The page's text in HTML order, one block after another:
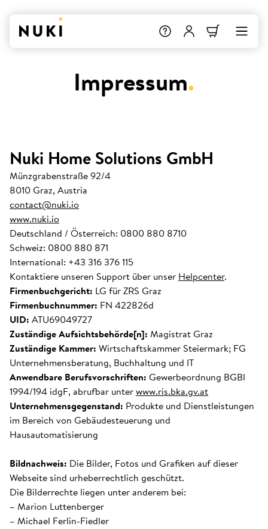
Impressum.
Nuki Home Solutions GmbH
Münzgrabenstraße 92/4
8010 Graz, Austria
contact@nuki.io
www.nuki.io
Deutschland / Österreich: 0800 880 8710
Schweiz: 0800 880 871
International: +43 316 376 115
Kontaktiere unseren Support über unser Helpcenter.
Firmenbuchgericht: LG für ZRS Graz
Firmenbuchnummer: FN 422826d
UID: ATU69049727
Zuständige Aufsichtsbehörde[n]: Magistrat Graz
Zuständige Kammer: Wirtschaftskammer Steiermark; FG
Unternehmensberatung, Buchhaltung und IT
Anwendbare Berufsvorschriften: Gewerbeordnung BGBl
1994/194 idgF, abrufbar unterwww.ris.bka.gv.at
Unternehmensgegenstand: Produkte und Dienstleistungen
im Bereich von Gebäudesteuerung und
Hausautomatisierung
Bildnachweis: Die Bilder, Fotos und Grafiken auf dieser
Webseite sind urheberrechtlich geschützt.
Die Bilderrechte liegen unter anderem bei:
– Marion Luttenberger
– Michael Ferlin-Fiedler